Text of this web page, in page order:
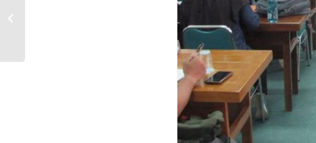
Perancangan stk Jembatan A dan B